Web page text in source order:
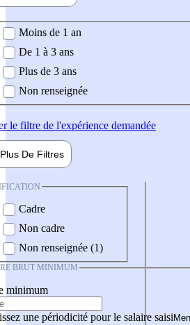
demandée
Moins de 1 an
De 1 à 3 ans
Plus de 3 ans
Non renseignée
le filtre de l'expérience demandée
Plus De Filtres
Cadre
Non cadre
Non renseignée (1)
BRUT MINIMUM
minimum
une périodicité pour le salaire saisi